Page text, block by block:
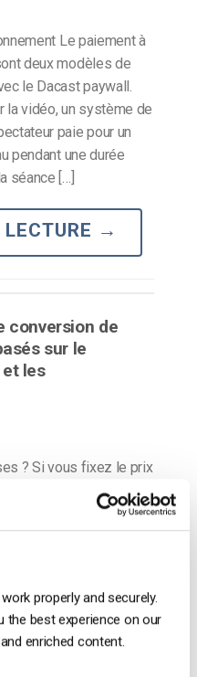
properly and securely.
the best experience on our
enriched content.
Le paiement à
deux modèles de
le Dacast paywall.
la vidéo, un système de
paie pour un
pendant une durée
séance […]
→
conversion de
sur le
les
? Si vous fixez le prix
chaque devise.
fixer un prix en EUR et